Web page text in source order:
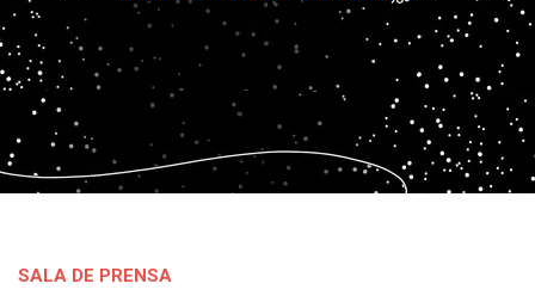
SALA DE PRENSA